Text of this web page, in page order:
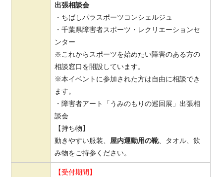
出張相談会
・ちばしパラスポーツコンシェルジュ
・千葉県障害者スポーツ・レクリエーションセ
ンター
※これからスポーツを始めたい障害のある方の
相談窓口を開設しています。
※本イベントに参加された方は自由に相談でき
ます。
・障害者アート「うみのもりの巡回展」出張相
談会
【持ち物】
動きやすい服装、 屋内運動用の靴、タオル、飲
み物をご持参ください。
【受付期間】